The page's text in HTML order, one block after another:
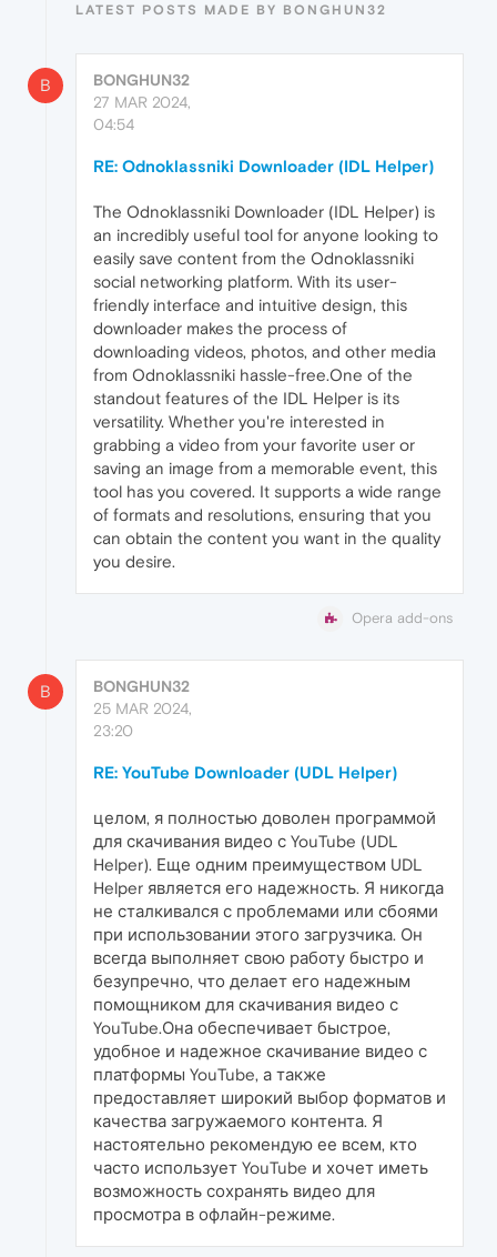
LATEST POSTS MADE BY BONGHUN32
B
BONGHUN32
27 MAR 2024,
04:54
RE: Odnoklassniki Downloader (IDL Helper)
The Odnoklassniki Downloader (IDL Helper) is
an incredibly useful tool for anyone looking to
easily save content from the Odnoklassniki
social networking platform. With its user-
friendly interface and intuitive design, this
downloader makes the process of
downloading videos, photos, and other media
from Odnoklassniki hassle-free.One of the
standout features of the IDL Helper is its
versatility. Whether you're interested in
grabbing a video from your favorite user or
saving an image from a memorable event, this
tool has you covered. It supports a wide range
of formats and resolutions, ensuring that you
can obtain the content you want in the quality
you desire.
Opera add-ons
B
BONGHUN32
25 MAR 2024,
23:20
RE: YouTube Downloader (UDL Helper)
целом, я полностью доволен программой
для скачивания видео с YouTube (UDL
Helper). Еще одним преимуществом UDL
Helper является его надежность. Я никогда
не сталкивался с проблемами или сбоями
при использовании этого загрузчика. Он
всегда выполняет свою работу быстро и
безупречно, что делает его надежным
помощником для скачивания видео с
YouTube.Она обеспечивает быстрое,
удобное и надежное скачивание видео с
платформы YouTube, а также
предоставляет широкий выбор форматов и
качества загружаемого контента. Я
настоятельно рекомендую ее всем, кто
часто использует YouTube и хочет иметь
возможность сохранять видео для
просмотра в офлайн-режиме.